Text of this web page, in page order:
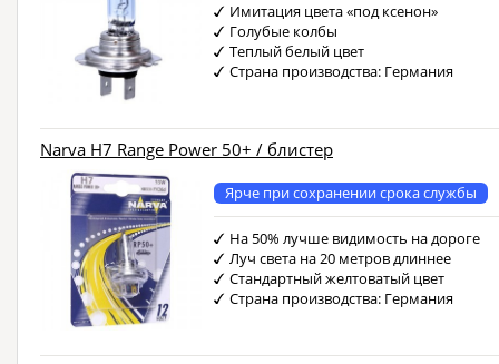
Имитация цвета «под ксенон»
Голубые колбы
Теплый белый цвет
Страна производства: Германия
Narva H7 Range Power 50+ / блистер
Ярче при сохранении срока службы
На 50% лучше видимость на дороге
Луч света на 20 метров длиннее
Стандартный желтоватый цвет
Страна производства: Германия